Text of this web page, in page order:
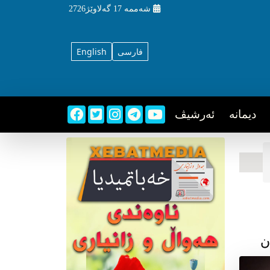
شه‌ممه‌ 17 گه‌لاوێژ2726
English فارسی
دیمانه ئه‌رشیڤ